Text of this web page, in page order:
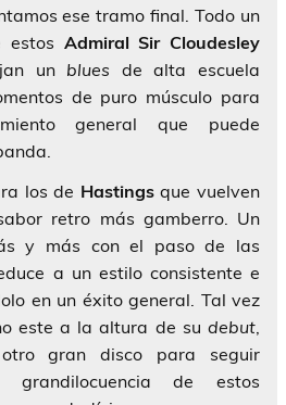
ese tramo final. Todo un
estos Admiral Sir Cloudesley
un blues de alta escuela
de puro músculo para
general que puede
los de Hastingsque vuelven
retro más gamberro. Un
y más con el paso de las
a un estilo consistente e
en un éxito general. Tal vez
este a la altura de su debut
gran disco para seguir
de estos